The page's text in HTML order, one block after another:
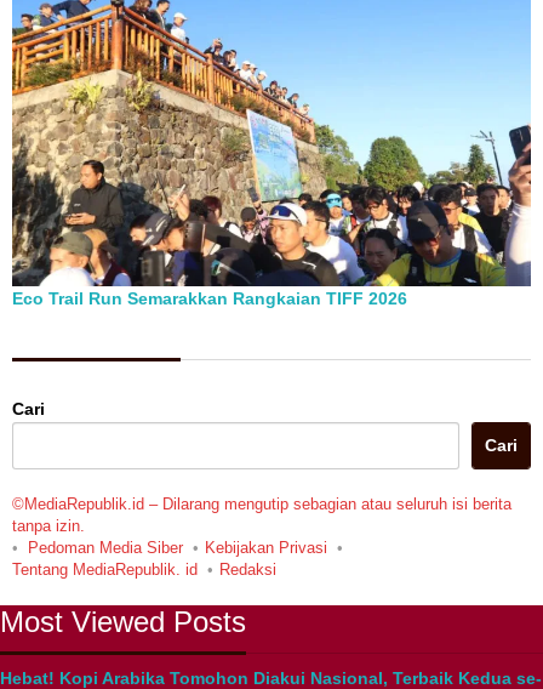
Eco Trail Run Semarakkan Rangkaian TIFF 2026
Cari
Cari
©MediaRepublik.id – Dilarang mengutip sebagian atau seluruh isi berita
tanpa izin.
Pedoman Media Siber
Kebijakan Privasi
Tentang MediaRepublik. id
Redaksi
Most Viewed Posts
Hebat! Kopi Arabika Tomohon Diakui Nasional, Terbaik Kedua se-